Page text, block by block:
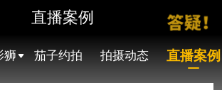
直播案例
狮 茄子约拍 拍摄动态 直播案例